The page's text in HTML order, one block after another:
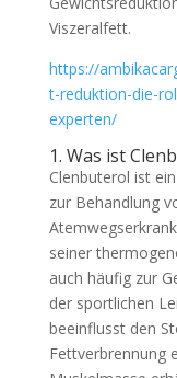
Viszeralfett.
https://
t-reduktion-die-
experten/
1. Was ist
Clenbuterol ist
zur Behandlung
seiner
auch häufig zur
der sportlichen
beeinflusst den
Fettverbrennung